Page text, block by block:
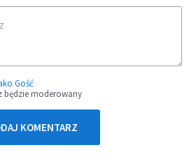
Gość
będzie moderowany
KOMENTARZ